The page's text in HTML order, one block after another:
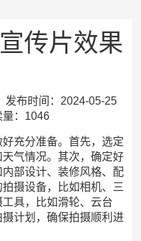
传片效果
布时间：2024-05-25
：1046
充分准备。首先，选定
气情况。其次，确定好
部设计、装修风格、配
摄设备，比如相机、三
具，比如滑轮、云台
计划，确保拍摄顺利进